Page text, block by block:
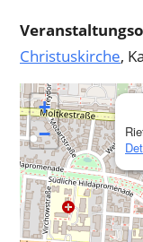
Christuskirche,
+
−